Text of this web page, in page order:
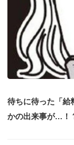
待ちに待った「給
かの出来事が…！